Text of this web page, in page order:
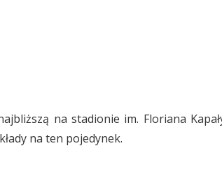
na stadionie im. Floriana
na ten pojedynek.